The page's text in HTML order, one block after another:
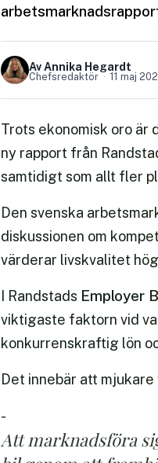
Av Annika Hegardt
Chefsredaktör 11 maj
Trots ekonomisk oro är
ny rapport från
samtidigt som allt fler
Den svenska
diskussionen om
värderar livskvalitet
I Randstads Employer
viktigaste faktorn vid
konkurrenskraftig lön
Det innebär att
-
Att marknadsföra